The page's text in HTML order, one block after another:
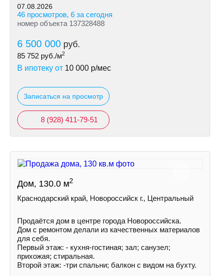
07.08.2026
46 просмотров, 6 за сегодня
номер объекта 137328488
6 500 000 руб.
85 752 руб./м2
В ипотеку от 10 000 р/мес
Записаться на просмотр
8 (928) 411-79-51
Дом, 130.0 м2
Краснодарский край, Новороссийск г., Центральный
Продаётся дом в центре города Новороссийска.
Дом с ремонтом делали из качественных материалов
для себя.
Первый этаж: - кухня-гостиная; зал; санузел;
прихожая; стиральная.
Второй этаж: -три спальни; балкон с видом на бухту.